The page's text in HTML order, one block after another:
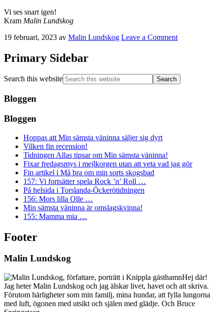
Vi ses snart igen!
Kram Malin Lundskog
19 februari, 2023 av Malin Lundskog Leave a Comment
Primary Sidebar
Search this website
Bloggen
Bloggen
Hoppas att Min sämsta väninna säljer sig dyrt
Vilken fin recension!
Tidningen Allas tipsar om Min sämsta väninna!
Fixar fredagsmys i mejlkorgen utan att veta vad jag gör
Fin artikel i Må bra om min sorts skogsbad
157: Vi fortsätter spela Rock ’n’ Roll …
På helsida i Torslanda-Öckerötidningen
156: Mors lilla Olle …
Min sämsta väninna är omslagskvinna!
155: Mamma mia …
Footer
Malin Lundskog
Hej där!
Jag heter Malin Lundskog och jag älskar livet, havet och att skriva.
Förutom härligheter som min familj, mina hundar, att fylla lungorna
med luft, ögonen med utsikt och själen med glädje. Och Bruce